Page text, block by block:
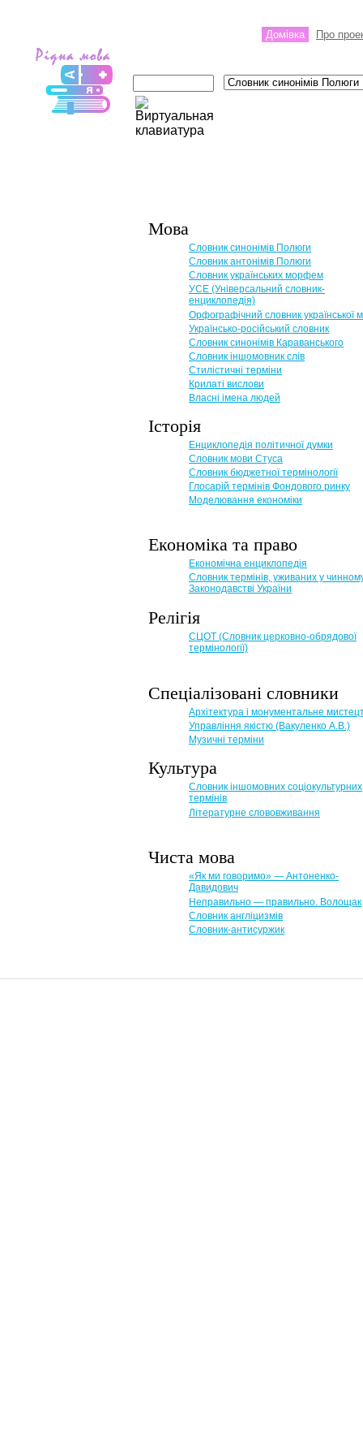
Домівка Про
Мова
Словник синонімів Полюги
Словник антонімів Полюги
Словник українських морфем
УСЕ (Універсальний словник-
енциклопедія)
Орфографічний словник української
Українсько-російський словник
Словник синонімів Караванського
Словник іншомовник слів
Стилістичні терміни
Крилаті вислови
Власні імена людей
Історія
Енциклопедія політичної думки
Словник мови Стуса
Словник бюджетної термінології
Глосарій термінів Фондового ринку
Моделювання економіки
Економіка та право
Eкономічна енциклопедія
Словник термінів, уживаних у
Законодавстві України
Релігія
СЦОТ (Словник церковно-обрядової
термінології)
Спеціалізовані словники
Архітектура і монументальне
Управління якістю (Вакуленко А.В.)
Музичні терміни
Культура
Словник іншомовних соціокультурних
термінів
Літературне слововживання
Чиста мова
«Як ми говоримо» — Антоненко-
Давидович
Неправильно — правильно. Волощак
Словник англіцизмів
Словник-антисуржик